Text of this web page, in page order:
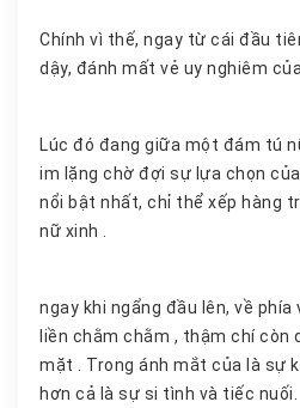
Chính vì thế, ngay từ cái đầu tiên, Sở Hạp kích động bật
dậy, đánh mất vẻ uy
Lúc đó đang giữa một đám tú nữ, giống như bao khác,
im lặng chờ đợi sự lựa chọn của
nổi bật nhất, chỉ thể xếp hàng trung bình trong các tú
nữ xinh .
ngay khi ngẩng đầu lên, về phía
liền chằm chằm , thậm chí còn dậy vội vã và bước đến
mặt . Trong ánh mắt của là sự kinh ngạc, nghi hoặc, và
hơn cả là sự si tình và tiếc nuối.